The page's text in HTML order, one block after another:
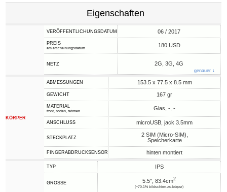
Eigenschaften
VERÖFFENTLICHUNGSDATUM 06 / 2017
PREIS
am erscheinungsdatum 180 USD
NETZ 2G, 3G, 4G
genauer ↓
KÖRPER
ABMESSUNGEN 153.5 x 77.5 x 8.5 mm
GEWICHT 167 gr
MATERIAL
front, boden, rahmen Glas, -, -
ANSCHLUSS microUSB, jack 3.5mm
STECKPLATZ
2 SIM (Micro-SIM),
Speicherkarte
FINGERABDRUCKSENSOR hinten montiert
TYP IPS
GRÖSSE 5.5", 83.4cm2
(~70.1% bildschirm-zu-körper)